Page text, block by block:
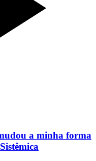
a minha forma